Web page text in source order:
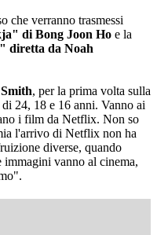
che verranno trasmessi
di Bong Joon Ho e la
diretta da Noah
, per la prima volta sulla
24, 18 e 16 anni. Vanno ai
i film da Netflix. Non so
l'arrivo di Netflix non ha
diverse, quando
vanno al cinema,